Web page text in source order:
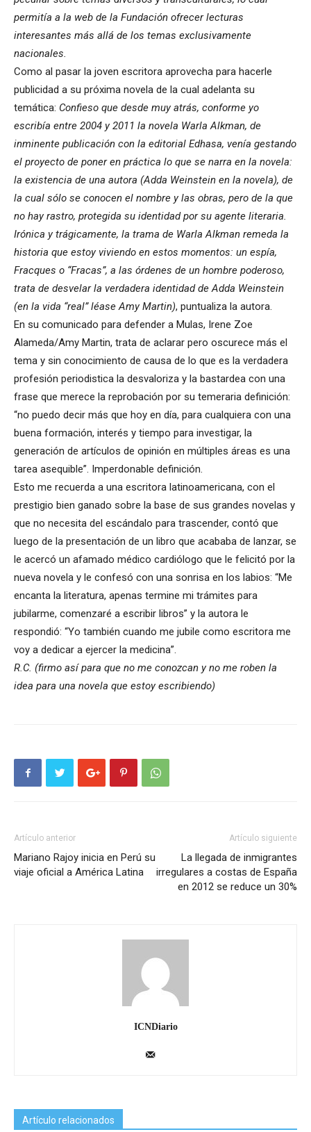
permitía a la web de la Fundación ofrecer lecturas
interesantes más allá de los temas exclusivamente
nacionales.
Como al pasar la joven escritora aprovecha para hacerle
publicidad a su próxima novela de la cual adelanta su
temática: Confieso que desde muy atrás, conforme yo
escribía entre 2004 y 2011 la novela Warla Alkman, de
inminente publicación con la editorial Edhasa, venía gestando
el proyecto de poner en práctica lo que se narra en la novela:
la existencia de una autora (Adda Weinstein en la novela), de
la cual sólo se conocen el nombre y las obras, pero de la que
no hay rastro, protegida su identidad por su agente literaria.
Irónica y trágicamente, la trama de Warla Alkman remeda la
historia que estoy viviendo en estos momentos: un espía,
Fracques o “Fracas”, a las órdenes de un hombre poderoso,
trata de desvelar la verdadera identidad de Adda Weinstein
(en la vida “real” léase Amy Martin), puntualiza la autora.
En su comunicado para defender a Mulas, Irene Zoe
Alameda/Amy Martin, trata de aclarar pero oscurece más el
tema y sin conocimiento de causa de lo que es la verdadera
profesión periodistica la desvaloriza y la bastardea con una
frase que merece la reprobación por su temeraria definición:
“no puedo decir más que hoy en día, para cualquiera con una
buena formación, interés y tiempo para investigar, la
generación de artículos de opinión en múltiples áreas es una
tarea asequible”. Imperdonable definición.
Esto me recuerda a una escritora latinoamericana, con el
prestigio bien ganado sobre la base de sus grandes novelas y
que no necesita del escándalo para trascender, contó que
luego de la presentación de un libro que acababa de lanzar, se
le acercó un afamado médico cardiólogo que le felicitó por la
nueva novela y le confesó con una sonrisa en los labios: “Me
encanta la literatura, apenas termine mi trámites para
jubilarme, comenzaré a escribir libros” y la autora le
respondió: “Yo también cuando me jubile como escritora me
voy a dedicar a ejercer la medicina”.
R.C. (firmo así para que no me conozcan y no me roben la
idea para una novela que estoy escribiendo)
Artículo anterior
Mariano Rajoy inicia en Perú su
viaje oficial a América Latina
Artículo siguiente
La llegada de inmigrantes
irregulares a costas de España
en 2012 se reduce un 30%
ICNDiario
Artículo relacionados